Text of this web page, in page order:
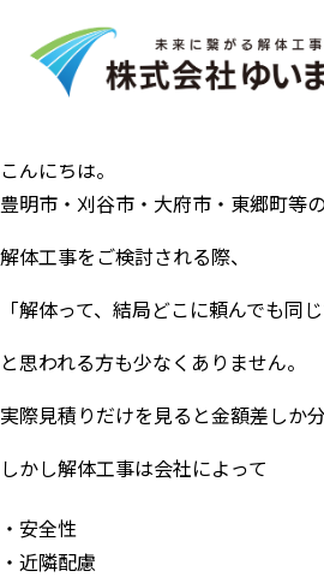
解体工事は“どこに頼
こんにちは。
豊明市・刈谷市・大府市・東郷町等
解体工事をご検討される際、
「解体って、結局どこに頼んでも同じ
と思われる方も少なくありません。
実際見積りだけを見ると金額差しか
しかし解体工事は会社によって
安全性
近隣配慮